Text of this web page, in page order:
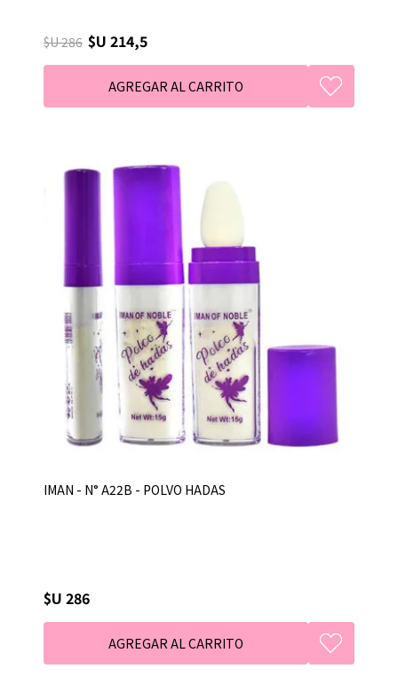
$U 286 $U 214,5
IMAN - N° A22B - POLVO HADAS
$U 286